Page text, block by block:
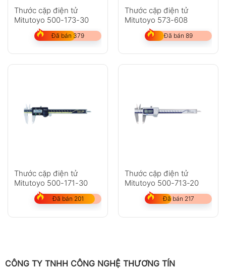
Thước cặp điện tử
Mitutoyo 500-173-30
Đã bán 379
Thước cặp điện tử
Mitutoyo 573-608
Đã bán 89
Thước cặp điện tử
Mitutoyo 500-171-30
Đã bán 201
Thước cặp điện tử
Mitutoyo 500-713-20
Đã bán 217
CÔNG TY TNHH CÔNG NGHỆ THƯƠNG TÍN